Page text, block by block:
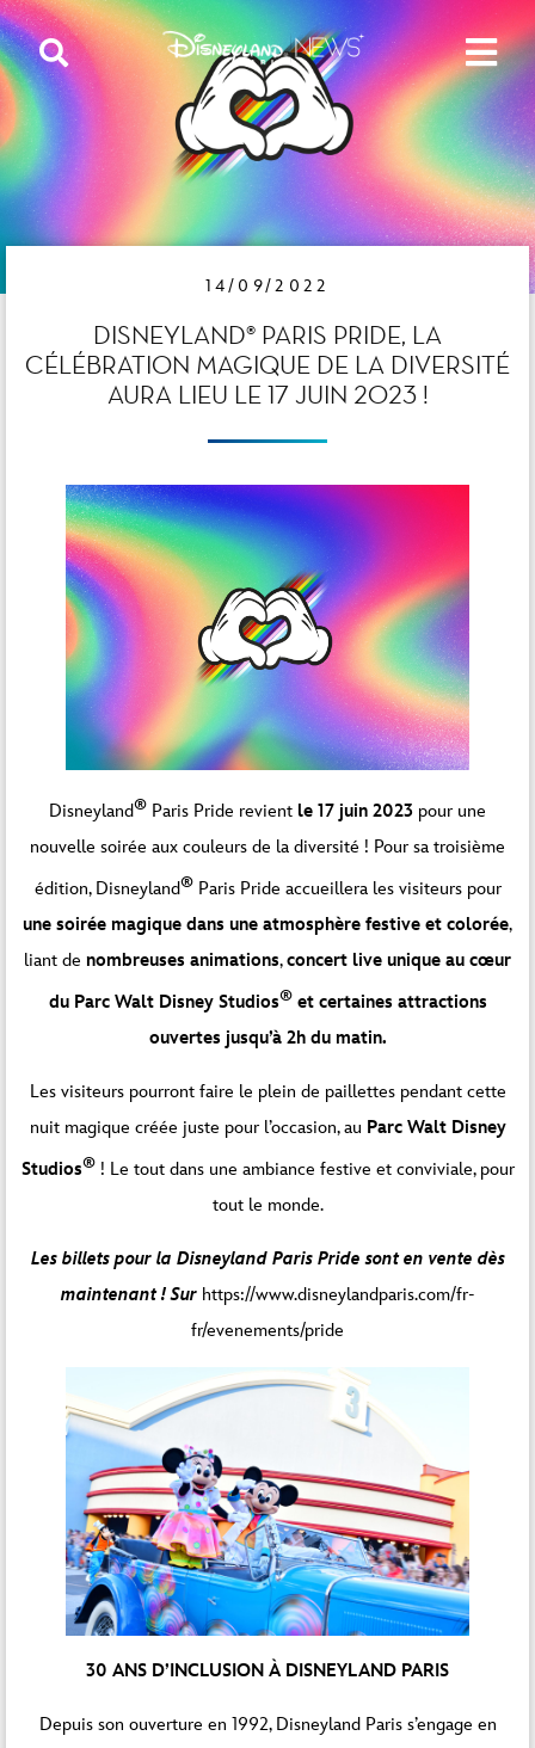
14/09/2022
DISNEYLAND® PARIS PRIDE, LA
CÉLÉBRATION MAGIQUE DE LA DIVERSITÉ
AURA LIEU LE 17 JUIN 2023 !
Disneyland® Paris Pride revient le 17 juin 2023 pour une
nouvelle soirée aux couleurs de la diversité ! Pour sa troisième
édition, Disneyland®Paris Pride accueillera les visiteurs pour
une soirée magique dans une atmosphère festive et colorée,
liant de nombreuses animations,concert live unique au cœur
du Parc Walt Disney Studios®et certaines attractions
ouvertes jusqu’à 2h du matin.
Les visiteurs pourront faire le plein de paillettes pendant cette
nuit magique créée juste pour l’occasion, au Parc Walt Disney
Studios®! Le tout dans une ambiance festive et conviviale, pour
tout le monde.
Les billets pour la Disneyland Paris Pride sont en vente dès
maintenant ! Sur https://www.disneylandparis.com/fr-
fr/evenements/pride
30 ANS D’INCLUSION À DISNEYLAND PARIS
Depuis son ouverture en 1992, Disneyland Paris s’engage en